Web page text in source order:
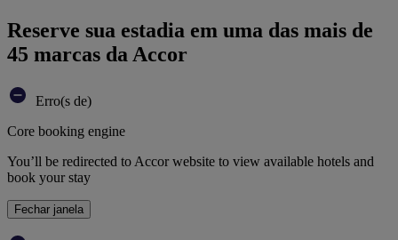
Reserve sua estadia em uma das mais de
45 marcas da Accor
Erro(s de)
Core booking engine
You’ll be redirected to Accor website to view available hotels and
book your stay
Fechar janela